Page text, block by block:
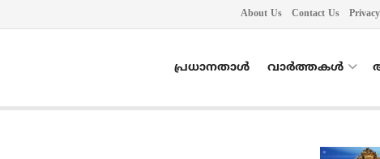
About Us Contact Us
പ്രധാനതാൾ വാർത്തകൾ